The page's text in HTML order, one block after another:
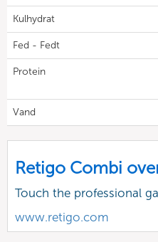
Kulhydrat
Fed - Fedt
Protein
Vand
Retigo Combi
Touch the professional
www.retigo.com